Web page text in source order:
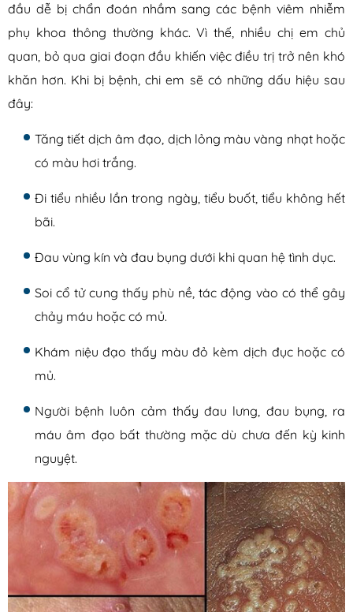
đầu dễ bị chẩn đoán nhầm sang các bệnh viêm nhiễm
phụ khoa thông thường khác. Vì thế, nhiều chị em chủ
quan, bỏ qua giai đoạn đầu khiến việc điều trị trở nên khó
khăn hơn. Khi bị bệnh, chi em sẽ có những dấu hiệu sau
đây:
Tăng tiết dịch âm đạo, dịch lỏng màu vàng nhạt hoặc
có màu hơi trắng.
Đi tiểu nhiều lần trong ngày, tiểu buốt, tiểu không hết
bãi.
Đau vùng kín và đau bụng dưới khi quan hệ tình dục.
Soi cổ tử cung thấy phù nề, tác động vào có thể gây
chảy máu hoặc có mủ.
Khám niệu đạo thấy màu đỏ kèm dịch đục hoặc có
mủ.
Người bệnh luôn cảm thấy đau lưng, đau bụng, ra
máu âm đạo bất thường mặc dù chưa đến kỳ kinh
nguyệt.